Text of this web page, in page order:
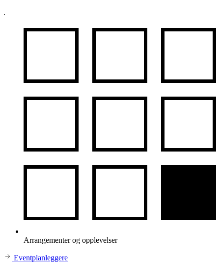
Arrangementer og opplevelser
Eventplanleggere